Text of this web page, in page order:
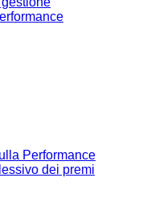
Performance
dei premi